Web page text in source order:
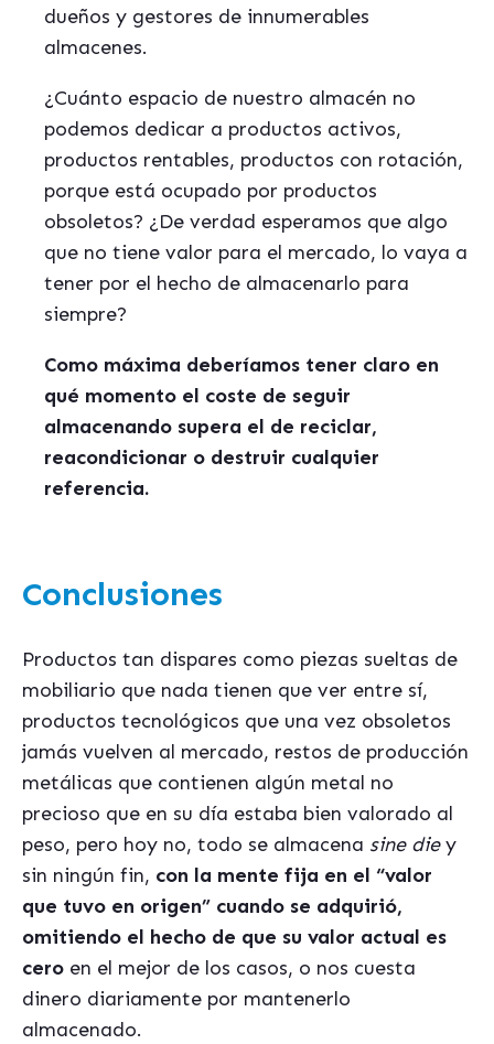
dueños y gestores de innumerables
almacenes.
¿Cuánto espacio de nuestro almacén no
podemos dedicar a productos activos,
productos rentables, productos con rotación,
porque está ocupado por productos
obsoletos? ¿De verdad esperamos que algo
que no tiene valor para el mercado, lo vaya a
tener por el hecho de almacenarlo para
siempre?
Como máxima deberíamos tener claro en
qué momento el coste de seguir
almacenando supera el de reciclar,
reacondicionar o destruir cualquier
referencia.
Conclusiones
Productos tan dispares como piezas sueltas de
mobiliario que nada tienen que ver entre sí,
productos tecnológicos que una vez obsoletos
jamás vuelven al mercado, restos de producción
metálicas que contienen algún metal no
precioso que en su día estaba bien valorado al
peso, pero hoy no, todo se almacena sine diey
sin ningún fin, con la mente fija en el “valor
que tuvo en origen” cuando se adquirió,
omitiendo el hecho de que su valor actual es
cero en el mejor de los casos, o nos cuesta
dinero diariamente por mantenerlo
almacenado.